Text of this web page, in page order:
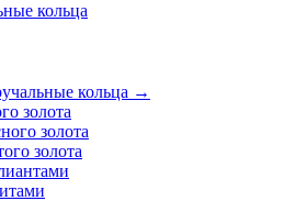
кольца
кольца →
золота
золота
золота